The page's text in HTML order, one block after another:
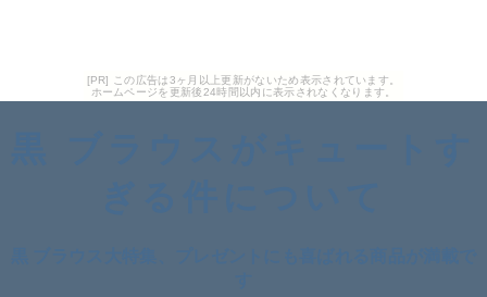
[PR] この広告は3ヶ月以上更新がないため表示されています。
ホームページを更新後24時間以内に表示されなくなります。